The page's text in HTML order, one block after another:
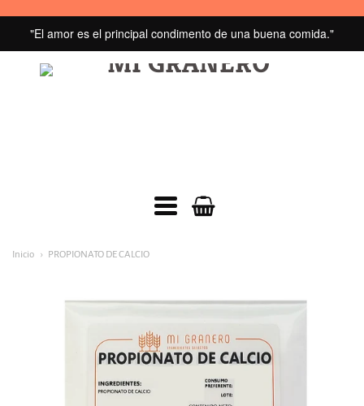
"El amor es el principal condimento de una buena comida."
MI
Menú
principal
Inicio PROPIONATO DE CALCIO